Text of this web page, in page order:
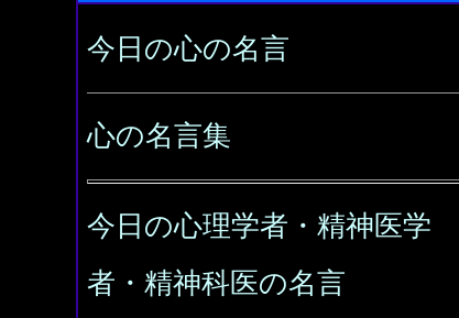
今日の心の名言
心の名言集
今日の心理学者・精神医学
者・精神科医の名言